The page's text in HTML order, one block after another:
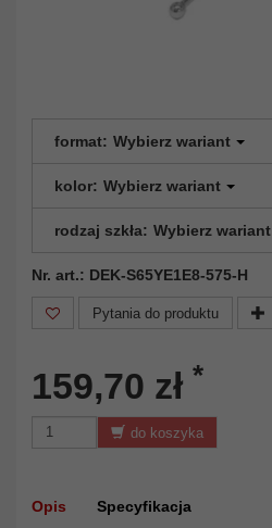
format: Wybierz wariant
kolor: Wybierz wariant
rodzaj szkła: Wybierz wariant
Nr. art.: DEK-S65YE1E8-575-H
Pytania do produktu
159,70 zł *
do koszyka
Opis Specyfikacja